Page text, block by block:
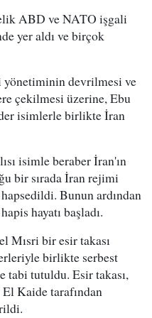
ABD ve NATO işgali
yer aldı ve birçok
devrilmesi ve
çekilmesi üzerine, Ebu
isimlerle birlikte İran
isimle beraber İran'ın
bir sırada İran rejimi
Bunun ardından
hayatı başladı.
Mısri bir esir takası
birlikte serbest
tabi tutuldu. Esir takası,
Kaide tarafından